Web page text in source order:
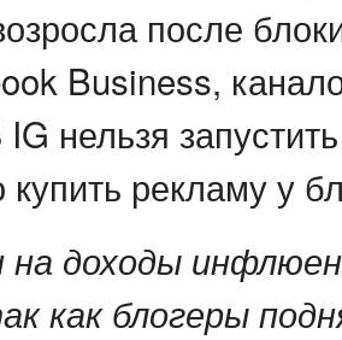
после
Business,
нельзя
рекламу у
на доходы
как блогеры